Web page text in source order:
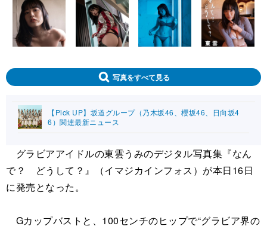
写真をすべて見る
【Pick UP】坂道グループ（乃木坂46、櫻坂46、日向坂4
6）関連最新ニュース
グラビアアイドルの東雲うみのデジタル写真集『なん
で？ どうして？』（イマジカインフォス）が本日16日
に発売となった。
Gカップバストと、100センチのヒップで“グラビア界の